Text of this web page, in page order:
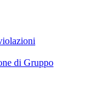
di Gruppo